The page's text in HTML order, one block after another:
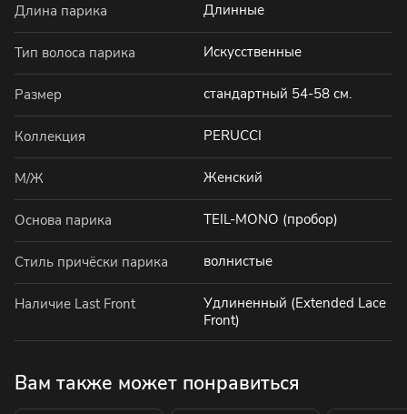
Длина парика Длинные
Тип волоса парика Искусственные
Размер стандартный 54-58 см.
Коллекция PERUCCI
М/Ж Женский
Основа парика TEIL-MONO (пробор)
Стиль причёски парика волнистые
Наличие Last Front
Удлиненный (Extended Lace
Front)
Вам также может понравиться